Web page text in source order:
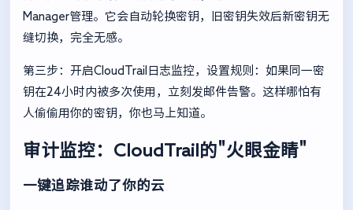
Manager管理。它会自动轮换密钥，旧密钥失效后新密钥无
缝切换，完全无感。
第三步：开启CloudTrail日志监控，设置规则：如果同一密
钥在24小时内被多次使用，立刻发邮件告警。这样哪怕有
人偷偷用你的密钥，你也马上知道。
审计监控：CloudTrail的"火眼金睛"
一键追踪谁动了你的云